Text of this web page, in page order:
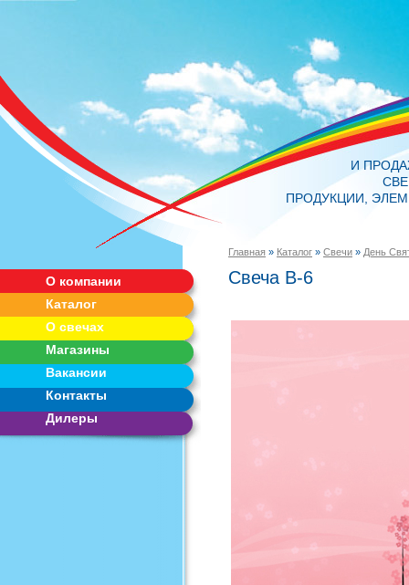
Свеча В-6
Главная » Каталог » Свечи » День
О компании
Каталог
О свечах
Магазины
Вакансии
Контакты
Дилеры
И
ПРОДУКЦИИ,